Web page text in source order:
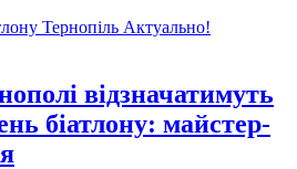
Актуально!
відзначатимуть
біатлону: майстер-